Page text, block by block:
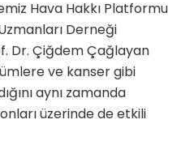
Hava Hakkı Platformu
Derneği
Dr. Çiğdem Çağlayan
ve kanser gibi
aynı zamanda
üzerinde de etkili